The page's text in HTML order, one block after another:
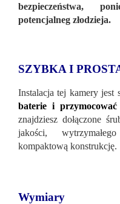
bezpieczeństwa,
potencjalneg złodzieja.
SZYBKA I
Instalacja tej kamery jest
baterie i
znajdziesz dołączone
jakości,
kompaktową konstrukcję.
Wymiary